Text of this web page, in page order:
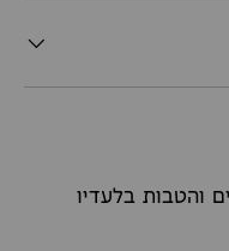
והטבות בלעדיו